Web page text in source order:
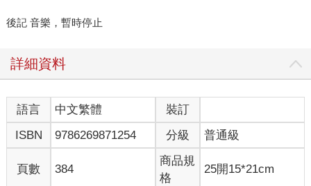
後記 音樂，暫時停止
詳細資料
語言 中文繁體
裝訂
ISBN
9786269871254 分級 普通級
頁數 384
商品規
格
25開15*21cm